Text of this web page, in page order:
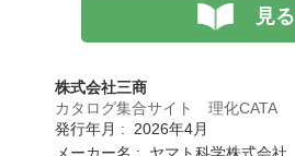
見る
株式会社三商
カタログ集合サイト 理化CATA
発行年月 : 2026年4月
メーカー名 : ヤマト科学株式会社